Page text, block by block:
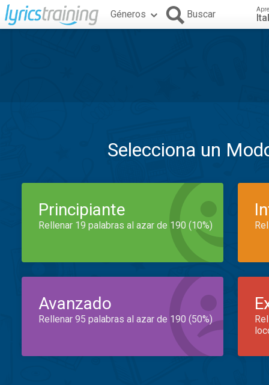
Géneros Buscar
Selecciona un
Principiante
Rellenar 19 palabras al azar de 190 (10%)
Avanzado
Rellenar 95 palabras al azar de 190 (50%)